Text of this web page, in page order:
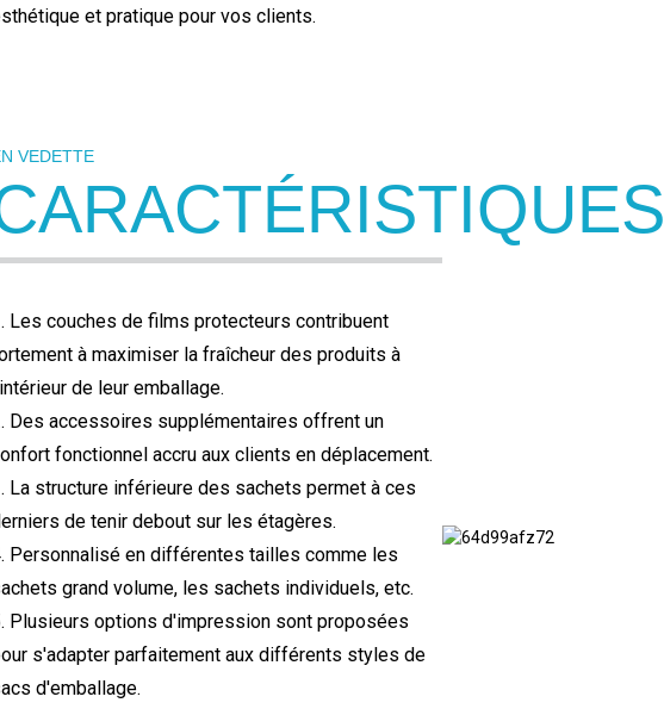
et pratique pour vos clients.
VEDETTE
Les couches de films protecteurs contribuent
à maximiser la fraîcheur des produits à
de leur emballage.
Des accessoires supplémentaires offrent un
fonctionnel accru aux clients en déplacement.
La structure inférieure des sachets permet à ces
de tenir debout sur les étagères.
Personnalisé en différentes tailles comme les
grand volume, les sachets individuels, etc.
Plusieurs options d'impression sont proposées
s'adapter parfaitement aux différents styles de
d'emballage.